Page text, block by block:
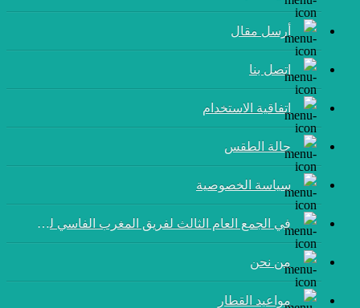
أرسل مقال
إتصل بنا
اتفاقية الاستخدام
حالة الطقس
سياسة الخصوصية
في الجمع العام الثالث لفريق المغرب الفاسي لكرة القدم:
من نحن
مواعيد القطار